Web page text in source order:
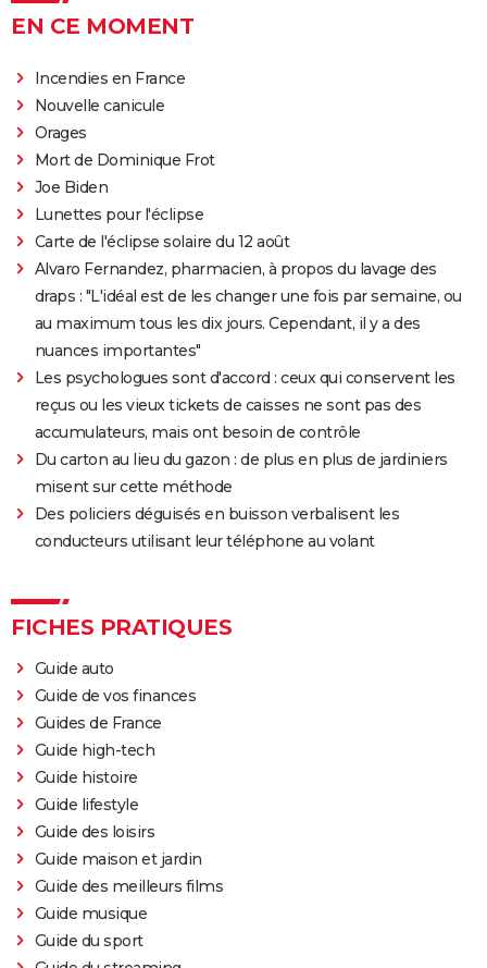
EN CE MOMENT
Incendies en France
Nouvelle canicule
Orages
Mort de Dominique Frot
Joe Biden
Lunettes pour l'éclipse
Carte de l'éclipse solaire du 12 août
Alvaro Fernandez, pharmacien, à propos du lavage des
draps : "L'idéal est de les changer une fois par semaine, ou
au maximum tous les dix jours. Cependant, il y a des
nuances importantes"
Les psychologues sont d'accord : ceux qui conservent les
reçus ou les vieux tickets de caisses ne sont pas des
accumulateurs, mais ont besoin de contrôle
Du carton au lieu du gazon : de plus en plus de jardiniers
misent sur cette méthode
Des policiers déguisés en buisson verbalisent les
conducteurs utilisant leur téléphone au volant
FICHES PRATIQUES
Guide auto
Guide de vos finances
Guides de France
Guide high-tech
Guide histoire
Guide lifestyle
Guide des loisirs
Guide maison et jardin
Guide des meilleurs films
Guide musique
Guide du sport